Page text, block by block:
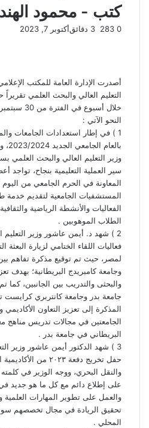
كتب - محمود
أكتوبر 7, 2023 0
أصدرت الإدارة العامة للمكتب
التعليم العالي والبحث العلمي
النحو الآتي :
1 ) في إطار استعدادات الجامعات
وزير التعليم العالي والبحث
سير العملية التعليمية بنجاح، تواجد
المعاونة في الحرم الجامعي من اليوم
المستشفيات الجامعية لتقديم خدمة
الفعاليات والأنشطة الرياضية
الطلاب الموهوبين .
2 ) شهد د. أيمن عاشور وزير التعليم
فعاليات اللقاء الختامي لزيارة البعثة
لمصر، حيث تم توقيع مذكرة تفاهم
وجامعة كامبريدج البريطانية؛ بهدف
والبحثى والتدريب بين الجانبين، كما
جامعة بدر وجامعة كانتربري
المذكرة إلى تعزيز التعاون الأكاديمي
الجامعتين في مجالات تدريس مناهج
البريطاني في جامعة بدر .
3 ) شهد الدكتور أيمن عاشور وزير
حفل تخريج دفعة ٢٠٢٣
والنقل البحري، ووجه الوزير في كلمته
على إطلاع دائم مع كل ما هو جديد
والعمل على تطوير المهارات العلمية
تحقيق الريادة في مجال تخصصهم
المحلي .